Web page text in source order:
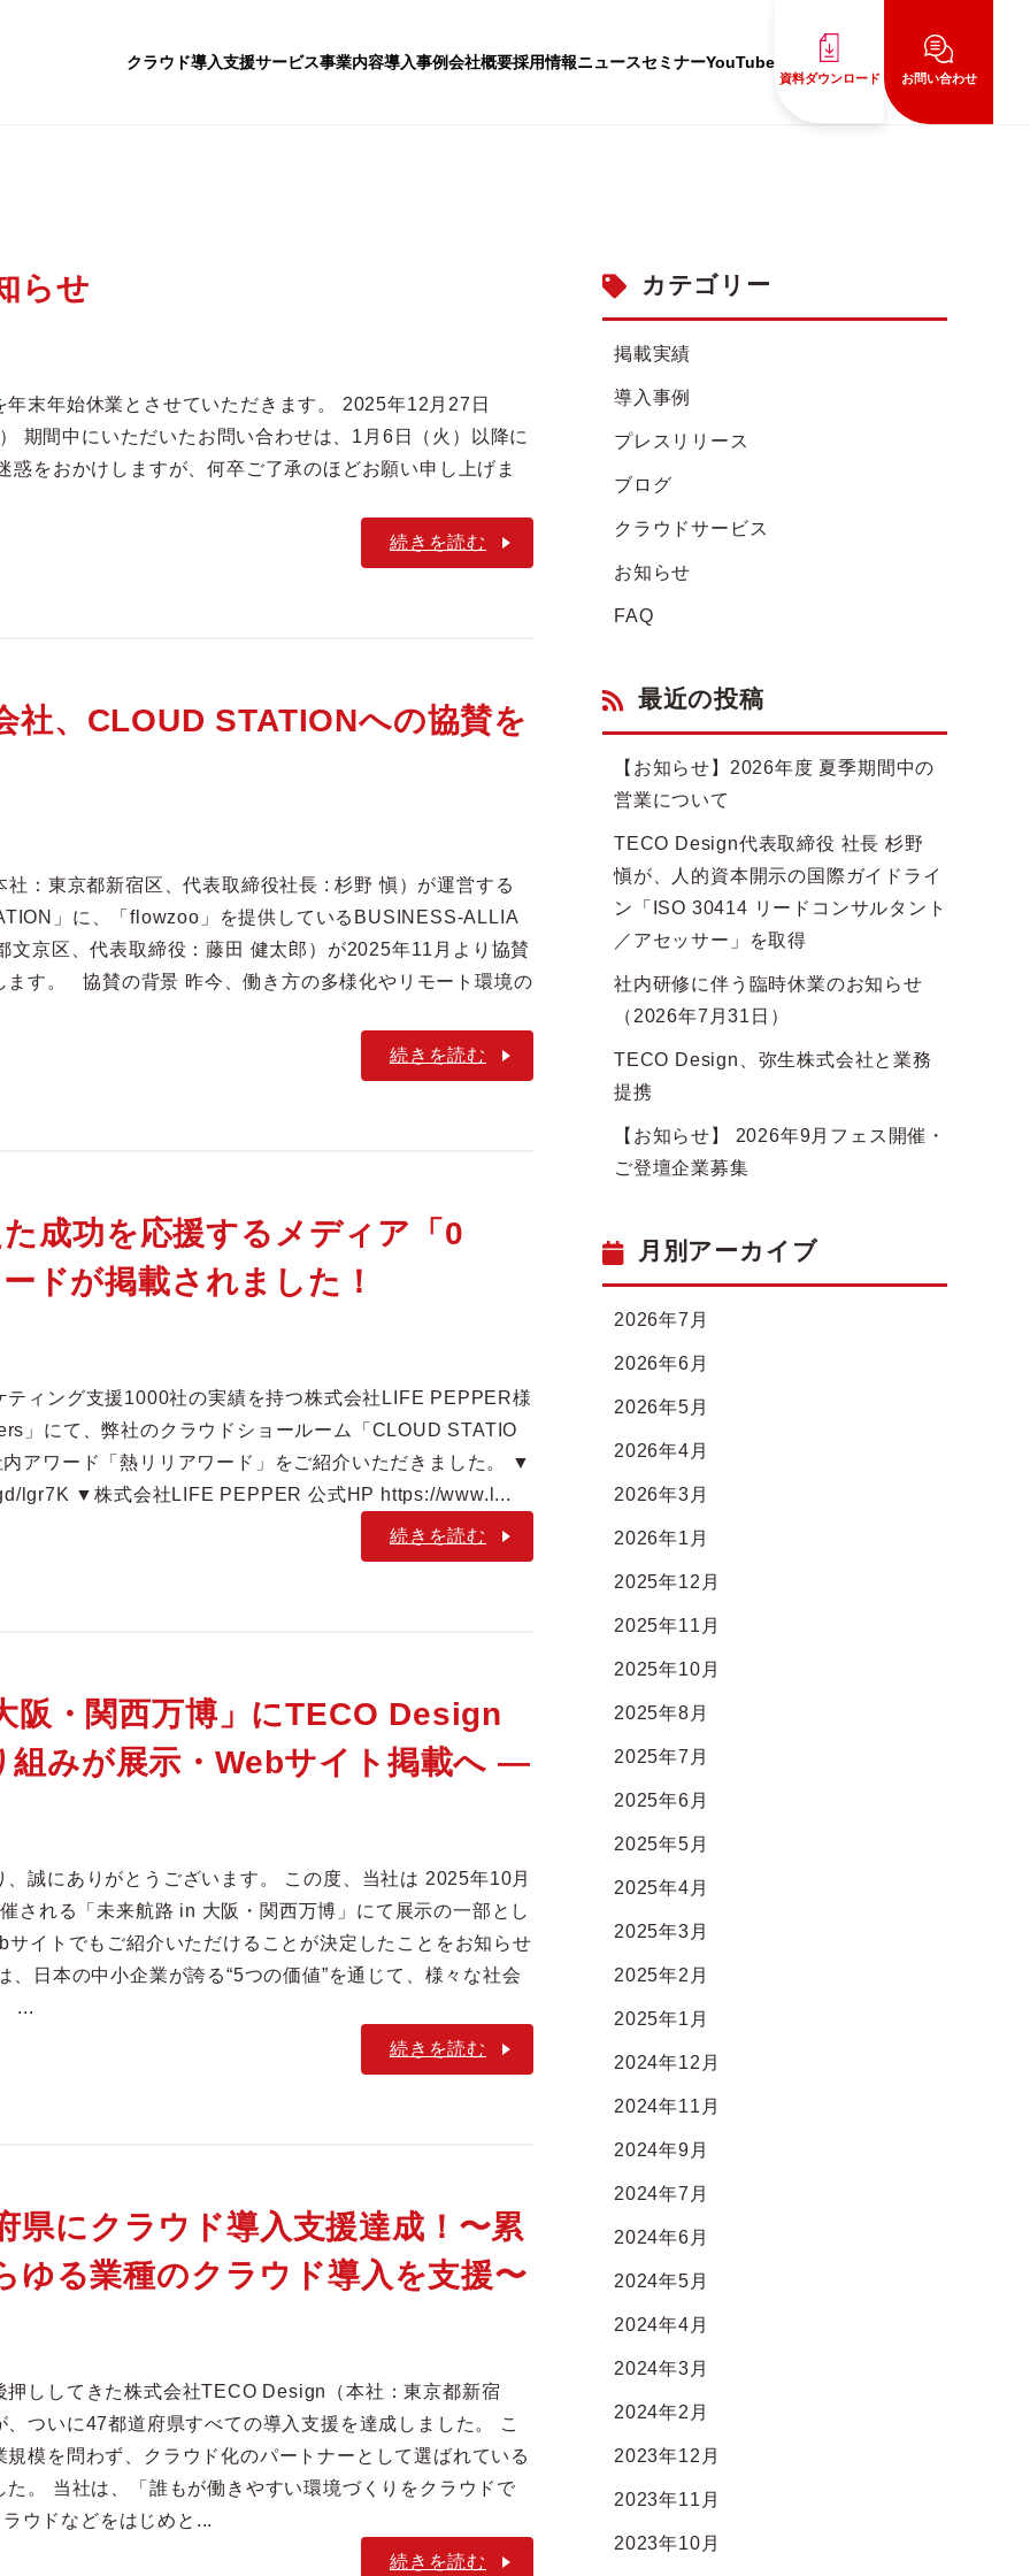
クラウド導入支援サービス事業内容導入事例会社概要採用情報ニュースセミナーYouTube
資料ダウンロード お問い合わせ
らせ
末年始休業とさせていただきます。 2025年12月27日
期間中にいただいたお問い合わせは、1月6日（火）以降に
惑をおかけしますが、何卒ご了承のほどお願い申し上げま
続きを読む
、CLOUD STATIONへの協賛を
：東京都新宿区、代表取締役社長 : 杉野 愼）が運営する
」に、「flowzoo」を提供しているBUSINESS-ALLIA
文京区、代表取締役：藤田 健太郎）が2025年11月より協賛
ます。 協賛の背景 昨今、働き方の多様化やリモート環境の
続きを読む
成功を応援するメディア「0
ドが掲載されました！
ティング支援1000社の実績を持つ株式会社LIFE PEPPER様
」にて、弊社のクラウドショールーム「CLOUD STATIO
アワード「熱リリアワード」をご紹介いただきました。 ▼
lgr7K ▼株式会社LIFE PEPPER 公式HP https://www.l...
続きを読む
阪・関西万博」にTECO Design
みが展示・Webサイト掲載へ ―
誠にありがとうございます。 この度、当社は 2025年10月
される「未来航路 in 大阪・関西万博」にて展示の一部とし
サイトでもご紹介いただけることが決定したことをお知らせ
、日本の中小企業が誇る“5つの価値”を通じて、様々な社会
...
続きを読む
にクラウド導入支援達成！〜累
ゆる業種のクラウド導入を支援〜
押ししてきた株式会社TECO Design（本社：東京都新宿
ついに47都道府県すべての導入支援を達成しました。 こ
模を問わず、クラウド化のパートナーとして選ばれている
。 当社は、「誰もが働きやすい環境づくりをクラウドで
ウドなどをはじめと...
続きを読む
カテゴリー
掲載実績
導入事例
プレスリリース
ブログ
クラウドサービス
お知らせ
FAQ
最近の投稿
【お知らせ】2026年度 夏季期間中の
営業について
TECO Design代表取締役 社長 杉野
愼が、人的資本開示の国際ガイドライ
ン「ISO 30414 リードコンサルタント
／アセッサー」を取得
社内研修に伴う臨時休業のお知らせ
（2026年7月31日）
TECO Design、弥生株式会社と業務
提携
【お知らせ】 2026年9月フェス開催・
ご登壇企業募集
月別アーカイブ
2026年7月
2026年6月
2026年5月
2026年4月
2026年3月
2026年1月
2025年12月
2025年11月
2025年10月
2025年8月
2025年7月
2025年6月
2025年5月
2025年4月
2025年3月
2025年2月
2025年1月
2024年12月
2024年11月
2024年9月
2024年7月
2024年6月
2024年5月
2024年4月
2024年3月
2024年2月
2023年12月
2023年11月
2023年10月